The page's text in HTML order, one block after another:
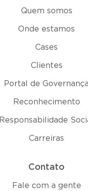
Quem somos
Onde estamos
Cases
Clientes
Portal de Governança
Reconhecimento
Responsabilidade
Carreiras
Contato
Fale com a gente